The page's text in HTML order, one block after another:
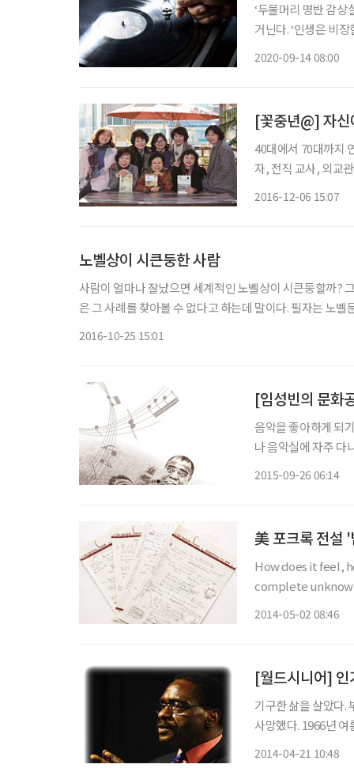
‘두물머리 명반 감
거닌다. ‘인생은 비장한 것’이라며 창조주가 속삭이는 삶의 메시지를 밤새 들은 듯하다. 결국
2020-09-14 08:00
[꽃중년@] 자신
40대에서 70대까지
자, 전직 교사, 외교
2016-12-06 15:07
노벨상이 시큰둥한 사람
사람이 얼마나 잘났으면 세계적인 노벨상이 시큰둥할까?
은 그 사례를 찾아볼 수 없다고 하는데 말이다. 필자는 노
2016-10-25 15:01
[임성빈의 문화
음악을 좋아하게 되
나 음악실에 자주 다
2015-09-26 06:14
美 포크록 전설
How does it feel,
complete unknown, like a rolling
2014-05-02 08:46
[월드시니어] 인
기구한 삶을 살았다.
사망했다. 1966년 여름, 미국 뉴저지의 한 술집에서 세 사람이 쓰러졌다. 몇 발의 총성이 울린
2014-04-21 10:48